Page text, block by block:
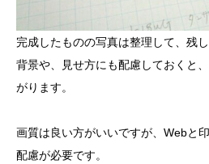
完成したものの写真は整理して、残し
背景や、見せ方にも配慮しておくと
がります。
画質は良い方がいいですが、Webと
配慮が必要です。